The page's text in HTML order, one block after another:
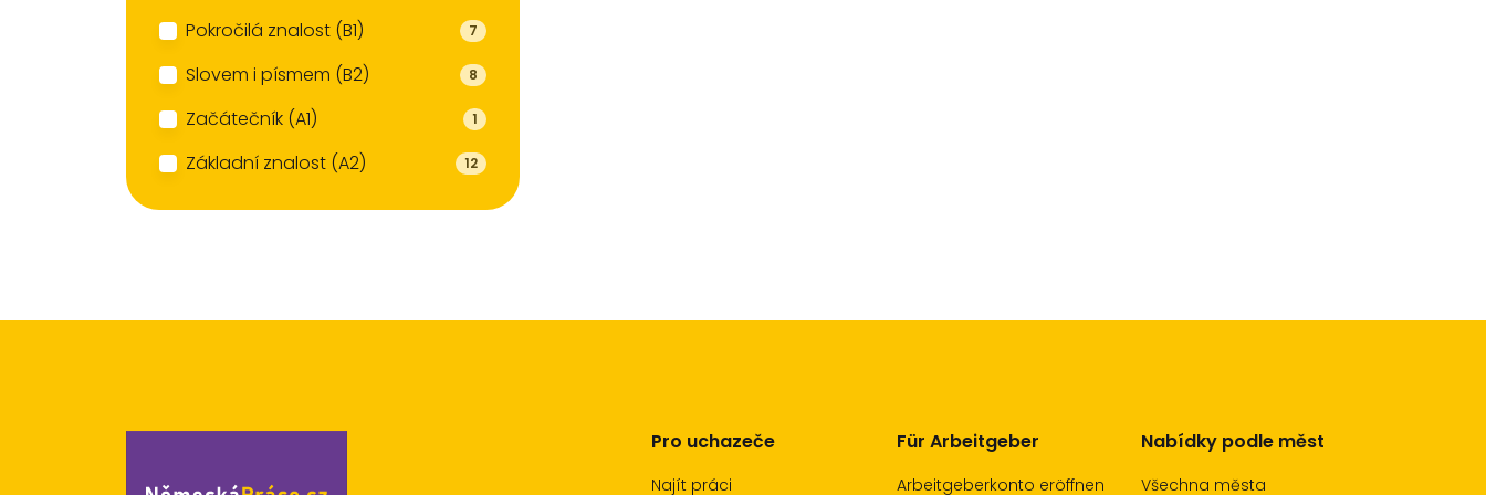
Pokročilá znalost (B1) 7
Slovem i písmem (B2) 8
Začátečník (A1) 1
Základní znalost (A2) 12
Pro uchazeče
Najít práci
Für Arbeitgeber
Arbeitgeberkonto eröffnen
Nabídky podle měst
Všechna města